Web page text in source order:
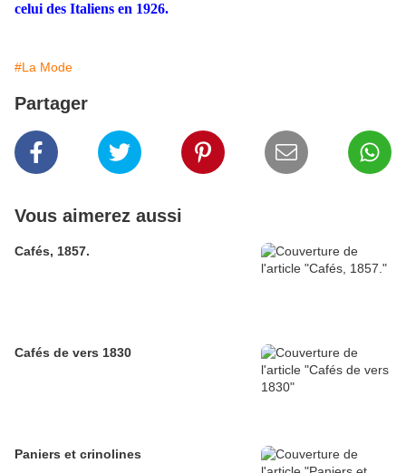
celui des Italiens en 1926.
#La Mode
Partager
Vous aimerez aussi
Cafés, 1857.
Cafés de vers 1830
Paniers et crinolines